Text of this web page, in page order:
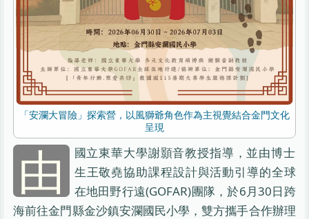
「安瀾大冒險」探索營，以風獅爺角色作為主視覺結合金門文化
呈現
由
國立東華大學謝顥音教授指導，並由博士
生王敬堯協助課程設計與活動引導的全球
在地田野行遠(GOFAR)團隊，於6月30日跨
海前往金門縣金沙鎮安瀾國民小學，雙方攜手合作辦理